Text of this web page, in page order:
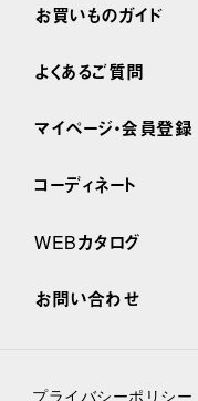
お買いものガイド
よくあるご質問
マイページ・会員登録
コーディネート
WEBカタログ
お問い合わせ
プライバシーポリシー